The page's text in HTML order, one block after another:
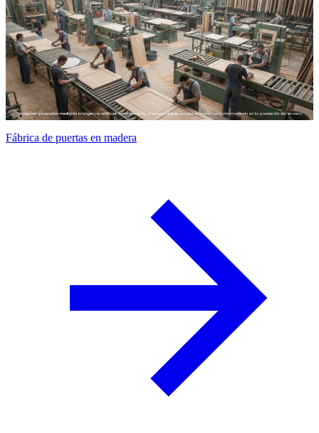
Fábrica de puertas en madera